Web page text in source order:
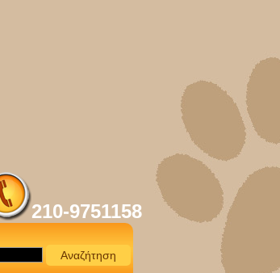
210-9751158
Αναζήτηση